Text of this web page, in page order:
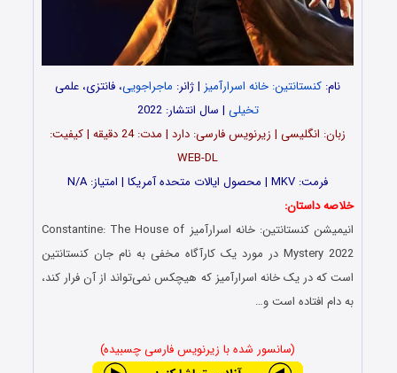
نام: کنستانتین: خانه اسرارآمیز | ژانر: ماجراجویی، فانتزی، علمی
تخیلی | سال انتشار: 2022
زبان: انگلیسی | زیرنویس فارسی: دارد | مدت: 24 دقیقه | کیفیت:
WEB-DL
فرمت: MKV | محصول ایالات متحده آمریکا | امتیاز: N/A
خلاصه داستان:
انیمیشن کنستانتین: خانه اسرارآمیز Constantine: The House of
Mystery 2022 در مورد یک کارآگاه مخفی به نام جان کنستانتین
است که در یک خانه اسرارآمیز که هیچکس نمی‌تواند از آن فرار کند،
به دام افتاده است و…
(سانسور شده با زیرنویس فارسی چسبیده)